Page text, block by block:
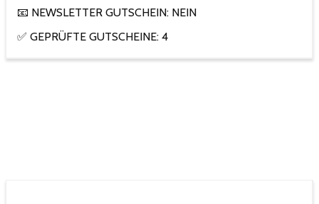
📧 NEWSLETTER GUTSCHEIN: NEIN
✅ GEPRÜFTE GUTSCHEINE: 4